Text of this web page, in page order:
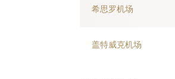
希思罗机场
盖特威克机场